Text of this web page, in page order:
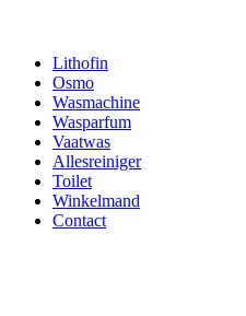
Lithofin
Osmo
Wasmachine
Wasparfum
Vaatwas
Allesreiniger
Toilet
Winkelmand
Contact